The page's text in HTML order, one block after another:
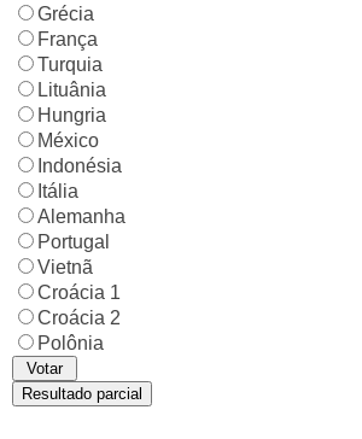
Grécia
França
Turquia
Lituânia
Hungria
México
Indonésia
Itália
Alemanha
Portugal
Vietnã
Croácia 1
Croácia 2
Polônia